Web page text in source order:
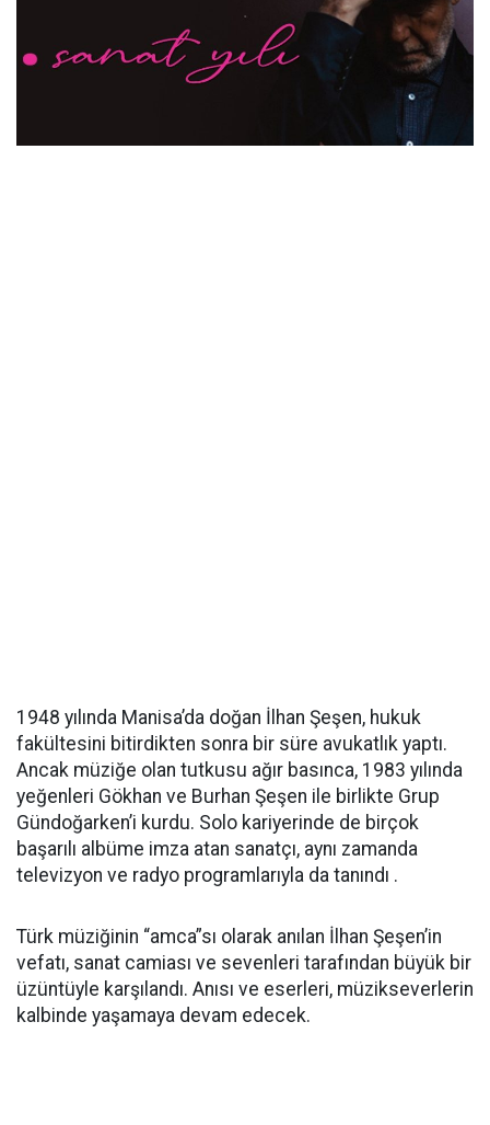
1948 yılında Manisa’da doğan İlhan Şeşen, hukuk
fakültesini bitirdikten sonra bir süre avukatlık yaptı.
Ancak müziğe olan tutkusu ağır basınca, 1983 yılında
yeğenleri Gökhan ve Burhan Şeşen ile birlikte Grup
Gündoğarken’i kurdu. Solo kariyerinde de birçok
başarılı albüme imza atan sanatçı, aynı zamanda
televizyon ve radyo programlarıyla da tanındı .
Türk müziğinin “amca”sı olarak anılan İlhan Şeşen’in
vefatı, sanat camiası ve sevenleri tarafından büyük bir
üzüntüyle karşılandı. Anısı ve eserleri, müzikseverlerin
kalbinde yaşamaya devam edecek.